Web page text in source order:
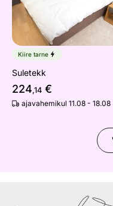
Kiire tarne
Suletekk
224,14 €
ajavahemikul 11.08 - 18.08